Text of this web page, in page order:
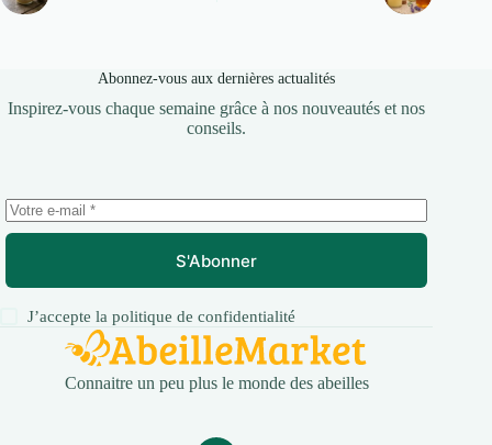
Abonnez-vous aux dernières actualités
Inspirez-vous chaque semaine grâce à nos nouveautés et nos
conseils.
S'Abonner
J’accepte lapolitique de confidentialité
Connaitre un peu plus le monde des abeilles